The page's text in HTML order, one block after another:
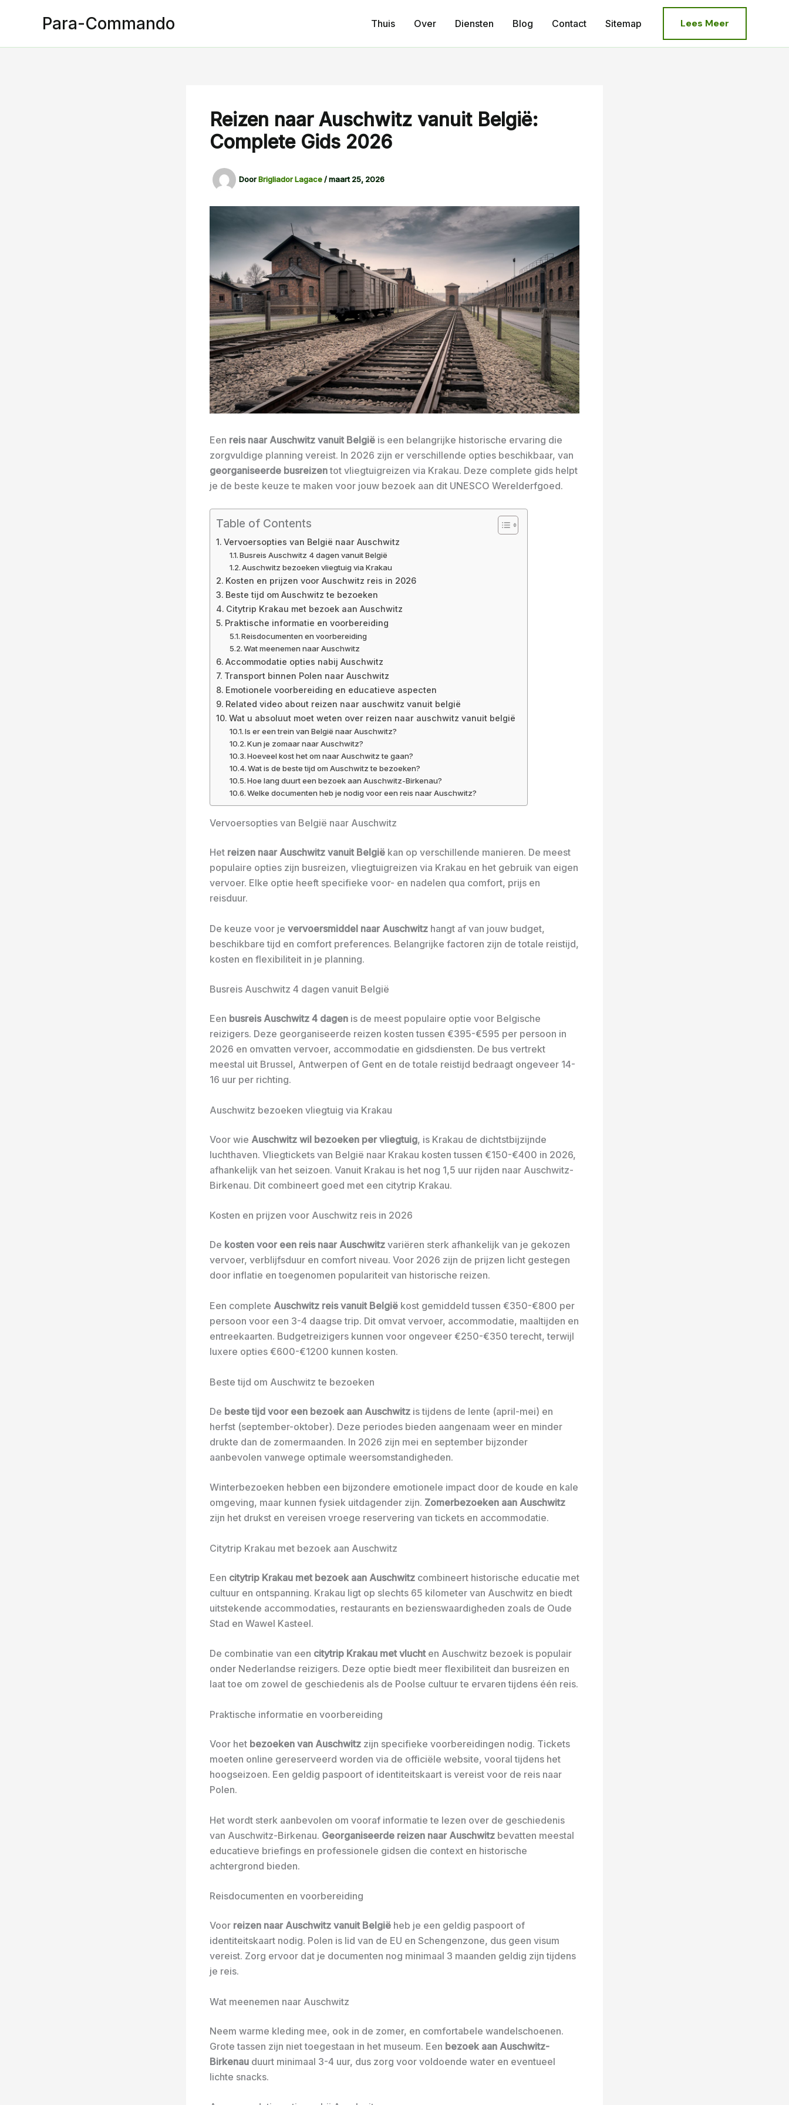
Para-Commando Thuis Over Diensten Blog Contact Sitemap Lees Meer
Reizen naar Auschwitz vanuit België:
Complete Gids 2026
DoorBrigliador Lagace/maart 25, 2026
Een reis naar Auschwitz vanuit België is een belangrijke historische ervaring die
zorgvuldige planning vereist. In 2026 zijn er verschillende opties beschikbaar, van
georganiseerde busreizentot vliegtuigreizen via Krakau. Deze complete gids helpt
je de beste keuze te maken voor jouw bezoek aan dit UNESCO Werelderfgoed.
Table of Contents
Vervoersopties van België naar Auschwitz
Busreis Auschwitz 4 dagen vanuit België
Auschwitz bezoeken vliegtuig via Krakau
Kosten en prijzen voor Auschwitz reis in 2026
Beste tijd om Auschwitz te bezoeken
Citytrip Krakau met bezoek aan Auschwitz
Praktische informatie en voorbereiding
Reisdocumenten en voorbereiding
Wat meenemen naar Auschwitz
Accommodatie opties nabij Auschwitz
Transport binnen Polen naar Auschwitz
Emotionele voorbereiding en educatieve aspecten
Related video about reizen naar auschwitz vanuit belgië
Wat u absoluut moet weten over reizen naar auschwitz vanuit belgië
Is er een trein van België naar Auschwitz?
Kun je zomaar naar Auschwitz?
Hoeveel kost het om naar Auschwitz te gaan?
Wat is de beste tijd om Auschwitz te bezoeken?
Hoe lang duurt een bezoek aan Auschwitz-Birkenau?
Welke documenten heb je nodig voor een reis naar Auschwitz?
Vervoersopties van België naar Auschwitz
Het reizen naar Auschwitz vanuit België kan op verschillende manieren. De meest
populaire opties zijn busreizen, vliegtuigreizen via Krakau en het gebruik van eigen
vervoer. Elke optie heeft specifieke voor- en nadelen qua comfort, prijs en
reisduur.
De keuze voor je vervoersmiddel naar Auschwitz hangt af van jouw budget,
beschikbare tijd en comfort preferences. Belangrijke factoren zijn de totale reistijd,
kosten en flexibiliteit in je planning.
Busreis Auschwitz 4 dagen vanuit België
Een busreis Auschwitz 4 dagen is de meest populaire optie voor Belgische
reizigers. Deze georganiseerde reizen kosten tussen €395-€595 per persoon in
2026 en omvatten vervoer, accommodatie en gidsdiensten. De bus vertrekt
meestal uit Brussel, Antwerpen of Gent en de totale reistijd bedraagt ongeveer 14-
16 uur per richting.
Auschwitz bezoeken vliegtuig via Krakau
Voor wie Auschwitz wil bezoeken per vliegtuig, is Krakau de dichtstbijzijnde
luchthaven. Vliegtickets van België naar Krakau kosten tussen €150-€400 in 2026,
afhankelijk van het seizoen. Vanuit Krakau is het nog 1,5 uur rijden naar Auschwitz-
Birkenau. Dit combineert goed met een citytrip Krakau.
Kosten en prijzen voor Auschwitz reis in 2026
De kosten voor een reis naar Auschwitz variëren sterk afhankelijk van je gekozen
vervoer, verblijfsduur en comfort niveau. Voor 2026 zijn de prijzen licht gestegen
door inflatie en toegenomen populariteit van historische reizen.
Een complete Auschwitz reis vanuit België kost gemiddeld tussen €350-€800 per
persoon voor een 3-4 daagse trip. Dit omvat vervoer, accommodatie, maaltijden en
entreekaarten. Budgetreizigers kunnen voor ongeveer €250-€350 terecht, terwijl
luxere opties €600-€1200 kunnen kosten.
Beste tijd om Auschwitz te bezoeken
De beste tijd voor een bezoek aan Auschwitz is tijdens de lente (april-mei) en
herfst (september-oktober). Deze periodes bieden aangenaam weer en minder
drukte dan de zomermaanden. In 2026 zijn mei en september bijzonder
aanbevolen vanwege optimale weersomstandigheden.
Winterbezoeken hebben een bijzondere emotionele impact door de koude en kale
omgeving, maar kunnen fysiek uitdagender zijn. Zomerbezoeken aan Auschwitz
zijn het drukst en vereisen vroege reservering van tickets en accommodatie.
Citytrip Krakau met bezoek aan Auschwitz
Een citytrip Krakau met bezoek aan Auschwitz combineert historische educatie met
cultuur en ontspanning. Krakau ligt op slechts 65 kilometer van Auschwitz en biedt
uitstekende accommodaties, restaurants en bezienswaardigheden zoals de Oude
Stad en Wawel Kasteel.
De combinatie van een citytrip Krakau met vluchten Auschwitz bezoek is populair
onder Nederlandse reizigers. Deze optie biedt meer flexibiliteit dan busreizen en
laat toe om zowel de geschiedenis als de Poolse cultuur te ervaren tijdens één reis.
Praktische informatie en voorbereiding
Voor het bezoeken van Auschwitz zijn specifieke voorbereidingen nodig. Tickets
moeten online gereserveerd worden via de officiële website, vooral tijdens het
hoogseizoen. Een geldig paspoort of identiteitskaart is vereist voor de reis naar
Polen.
Het wordt sterk aanbevolen om vooraf informatie te lezen over de geschiedenis
van Auschwitz-Birkenau. Georganiseerde reizen naar Auschwitz bevatten meestal
educatieve briefings en professionele gidsen die context en historische
achtergrond bieden.
Reisdocumenten en voorbereiding
Voor reizen naar Auschwitz vanuit België heb je een geldig paspoort of
identiteitskaart nodig. Polen is lid van de EU en Schengenzone, dus geen visum
vereist. Zorg ervoor dat je documenten nog minimaal 3 maanden geldig zijn tijdens
je reis.
Wat meenemen naar Auschwitz
Neem warme kleding mee, ook in de zomer, en comfortabele wandelschoenen.
Grote tassen zijn niet toegestaan in het museum. Een bezoek aan Auschwitz-
Birkenau duurt minimaal 3-4 uur, dus zorg voor voldoende water en eventueel
lichte snacks.